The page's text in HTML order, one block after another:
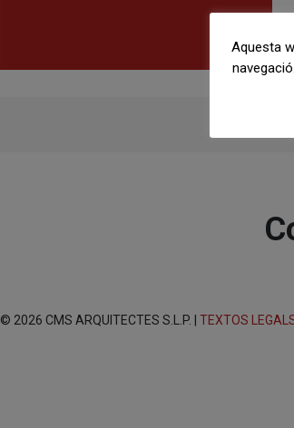
© 2026 CMS ARQUITECTES S.L.P. | TEXTOS
Aquesta